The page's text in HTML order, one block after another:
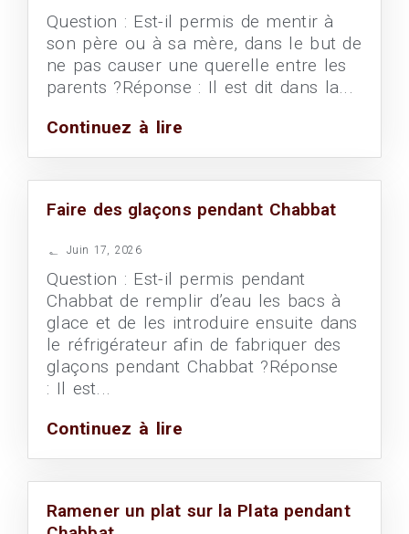
Question : Est-il permis de mentir à
son père ou à sa mère, dans le but de
ne pas causer une querelle entre les
parents ?Réponse : Il est dit dans la...
Continuez à lire
Faire des glaçons pendant Chabbat
Juin 17, 2026
Question : Est-il permis pendant
Chabbat de remplir d’eau les bacs à
glace et de les introduire ensuite dans
le réfrigérateur afin de fabriquer des
glaçons pendant Chabbat ?Réponse
: Il est...
Continuez à lire
Ramener un plat sur la Plata pendant